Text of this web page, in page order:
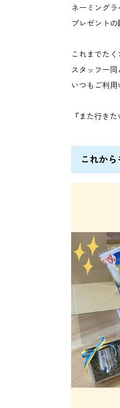
ネーミング
プレゼントの
これまでた
スタッフ一
いつもご利用
『また行き
これか